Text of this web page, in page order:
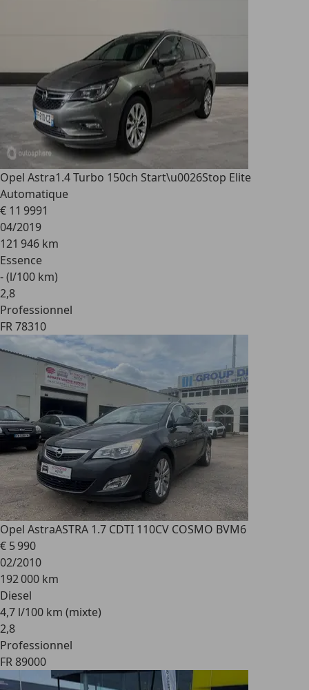
Opel Astra1.4 Turbo 150ch Start\u0026Stop Elite
Automatique
€ 11 9991
04/2019
121 946 km
Essence
- (l/100 km)
2,8
Professionnel
FR 78310
Opel AstraASTRA 1.7 CDTI 110CV COSMO BVM6
€ 5 990
02/2010
192 000 km
Diesel
4,7 l/100 km (mixte)
2,8
Professionnel
FR 89000